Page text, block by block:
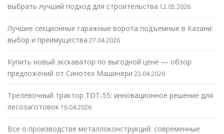
выбрать лучший подход для строительства 12.05.2026
Лучшие секционные гаражные ворота подъемные в Казани:
выбор и преимущества 27.04.2026
Купить новый экскаватор по выгодной цене — обзор
предложений от Синотех Машинери 23.04.2026
Трелевочный трактор TDT-55: инновационное решение для
лесозаготовок 16.04.2026
Все о производстве металлоконструкций: современные